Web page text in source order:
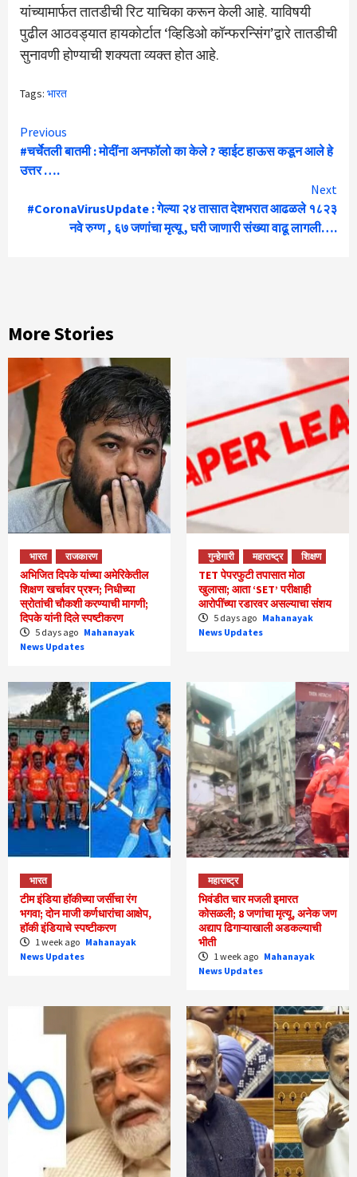
यांच्यामार्फत तातडीची रिट याचिका करून केली आहे. याविषयी
पुढील आठवड्यात हायकोर्टात ‘व्हिडिओ कॉन्फरन्सिंग’द्वारे तातडीची
सुनावणी होण्याची शक्यता व्यक्त होत आहे.
Tags: भारत
Continue
Reading
Previous
#चर्चेतली बातमी : मोदींना अनफॉलो का केले ? व्हाईट हाऊस कडून आले हे
उत्तर ….
Next
#CoronaVirusUpdate : गेल्या २४ तासात देशभरात आढळले १८२३
नवे रुग्ण , ६७ जणांचा मृत्यू , घरी जाणारी संख्या वाढू लागली….
More Stories
भारत राजकारण
अभिजित दिपके यांच्या अमेरिकेतील
शिक्षण खर्चावर प्रश्न; निधीच्या
स्रोतांची चौकशी करण्याची मागणी;
दिपके यांनी दिले स्पष्टीकरण
5 days ago Mahanayak
News Updates
गुन्हेगारी महाराष्ट्र शिक्षण
TET पेपरफुटी तपासात मोठा
खुलासा; आता ‘SET’ परीक्षाही
आरोपींच्या रडारवर असल्याचा संशय
5 days ago Mahanayak
News Updates
भारत
टीम इंडिया हॉकीच्या जर्सीचा रंग
भगवा; दोन माजी कर्णधारांचा आक्षेप,
हॉकी इंडियाचे स्पष्टीकरण
1 week ago Mahanayak
News Updates
महाराष्ट्र
भिवंडीत चार मजली इमारत
कोसळली; 8 जणांचा मृत्यू, अनेक जण
अद्याप ढिगाऱ्याखाली अडकल्याची
भीती
1 week ago Mahanayak
News Updates